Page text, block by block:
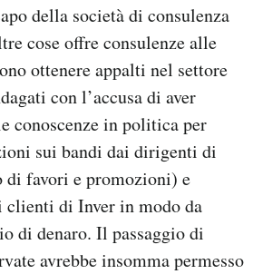
della società di consulenza
cose offre consulenze alle
ottenere appalti nel settore
con l’accusa di aver
conoscenze in politica per
sui bandi dai dirigenti di
favori e promozioni) e
clienti di Inver in modo da
di denaro. Il passaggio di
avrebbe insomma permesso